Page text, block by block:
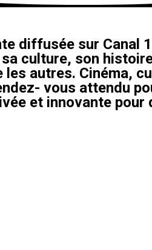
diffusée sur Canal
culture, son
autres. Cinéma,
vous attendu
et innovante pour